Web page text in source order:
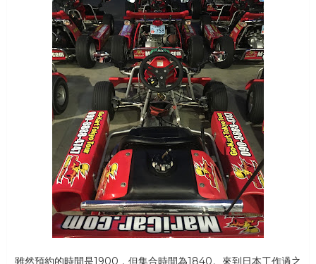
雖然預約的時間是1900，但集合時間為1840。來到日本工作過之